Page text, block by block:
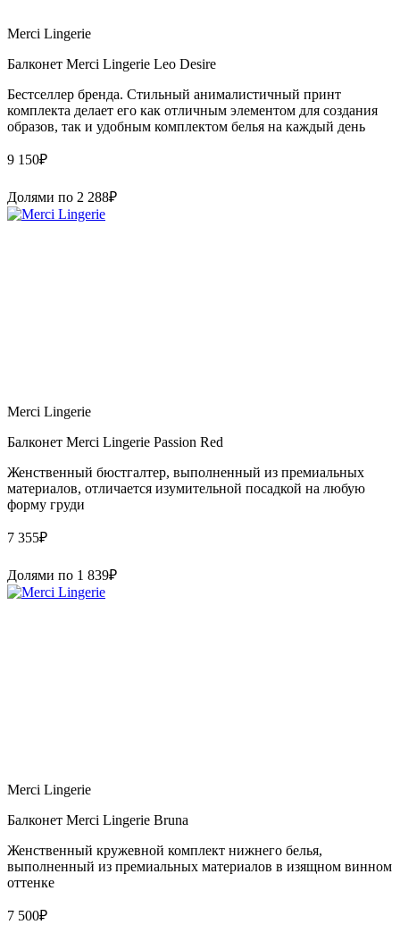
Merci Lingerie
Балконет Merci Lingerie Leo Desire
Бестселлер бренда. Стильный анималистичный принт
комплекта делает его как отличным элементом для создания
образов, так и удобным комплектом белья на каждый день
9 150₽
Долями по 2 288₽
Merci Lingerie
Балконет Merci Lingerie Passion Red
Женственный бюстгалтер, выполненный из премиальных
материалов, отличается изумительной посадкой на любую
форму груди
7 355₽
Долями по 1 839₽
Merci Lingerie
Балконет Merci Lingerie Bruna
Женственный кружевной комплект нижнего белья,
выполненный из премиальных материалов в изящном винном
оттенке
7 500₽